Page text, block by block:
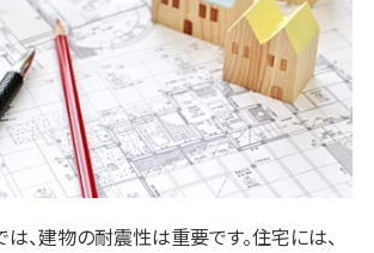
、建物の耐震性は重要です。住宅には、